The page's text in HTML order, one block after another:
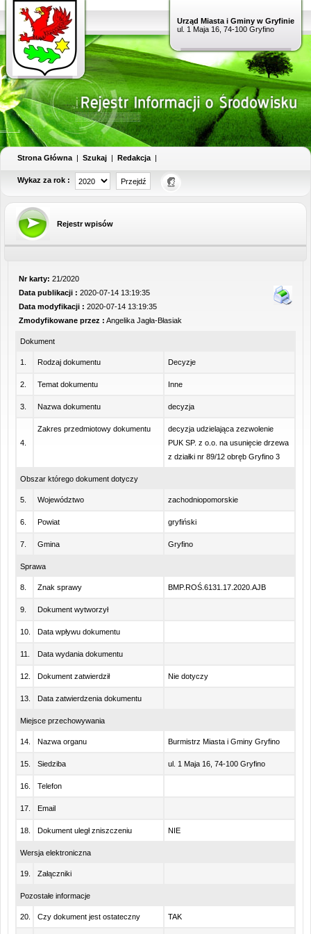
Urząd Miasta i Gminy w Gryfinie
ul. 1 Maja 16, 74-100 Gryfino
Strona Główna | Szukaj | Redakcja |
Wykaz za rok :
Rejestr wpisów
Nr karty: 21/2020
Data publikacji : 2020-07-14 13:19:35
Data modyfikacji : 2020-07-14 13:19:35
Zmodyfikowane przez : Angelika Jagła-Błasiak
Dokument
1. Rodzaj dokumentu Decyzje
2. Temat dokumentu Inne
3. Nazwa dokumentu decyzja
4.
Zakres przedmiotowy dokumentu
decyzja udzielająca zezwolenie
PUK SP. z o.o. na usunięcie drzewa
z działki nr 89/12 obręb Gryfino 3
Obszar którego dokument dotyczy
5. Województwo zachodniopomorskie
6. Powiat gryfiński
7. Gmina Gryfino
Sprawa
8. Znak sprawy BMP.ROŚ.6131.17.2020.AJB
9. Dokument wytworzył
10. Data wpływu dokumentu
11. Data wydania dokumentu
12. Dokument zatwierdził Nie dotyczy
13. Data zatwierdzenia dokumentu
Miejsce przechowywania
14. Nazwa organu Burmistrz Miasta i Gminy Gryfino
15. Siedziba ul. 1 Maja 16, 74-100 Gryfino
16. Telefon
17. Email
18. Dokument uległ zniszczeniu NIE
Wersja elektroniczna
19. Załączniki
Pozostałe informacje
20. Czy dokument jest ostateczny TAK